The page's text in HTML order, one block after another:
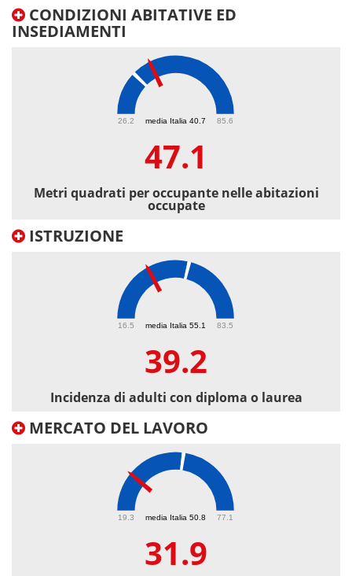
CONDIZIONI ABITATIVE ED
INSEDIAMENTI
media Italia 40.7
26.2 85.6
47.1
Metri quadrati per occupante nelle abitazioni
occupate
ISTRUZIONE
media Italia 55.1
16.5 83.5
39.2
Incidenza di adulti con diploma o laurea
MERCATO DEL LAVORO
media Italia 50.8
19.3 77.1
31.9